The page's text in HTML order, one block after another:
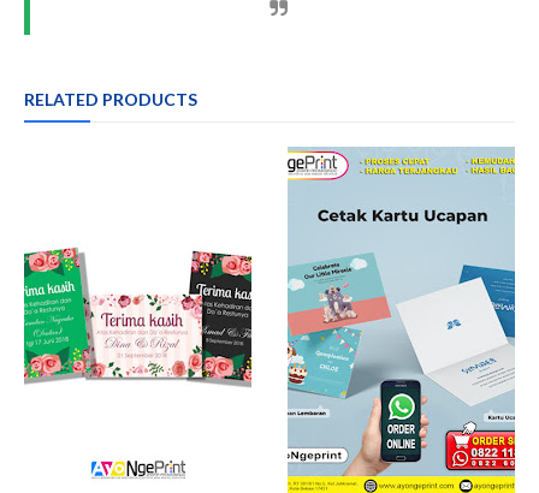
RELATED PRODUCTS